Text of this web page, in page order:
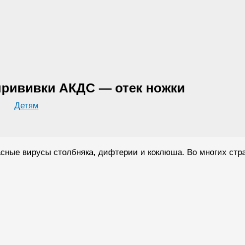
АКДС — отек ножки
Детям
вирусы столбняка, дифтерии и коклюша. Во многих